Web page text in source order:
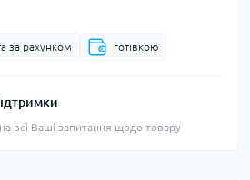
за рахунком готівкою
всі Ваші запитання щодо товару